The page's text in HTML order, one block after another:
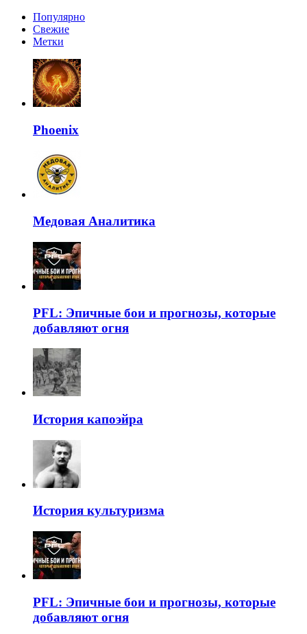
Популярно
Свежие
Метки
Phoenix
Медовая Аналитика
PFL: Эпичные бои и прогнозы, которые
добавляют огня
История капоэйра
История культуризма
PFL: Эпичные бои и прогнозы, которые
добавляют огня